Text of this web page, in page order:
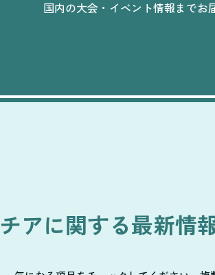
国内の大会・イベント情報までお
チアに関する最新情